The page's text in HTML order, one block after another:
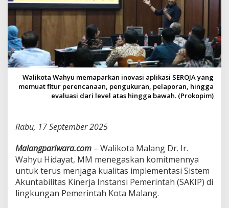
K
e
r
h
s
i
l
a
i
e
r
j
a
P
e
m
Walikota Wahyu memaparkan inovasi aplikasi SEROJA yang
memuat fitur perencanaan, pengukuran, pelaporan, hingga
evaluasi dari level atas hingga bawah. (Prokopim)
Rabu, 17 September 2025
Malangpariwara.com – Walikota Malang Dr. Ir.
Wahyu Hidayat, MM menegaskan komitmennya
untuk terus menjaga kualitas implementasi Sistem
Akuntabilitas Kinerja Instansi Pemerintah (SAKIP) di
lingkungan Pemerintah Kota Malang.